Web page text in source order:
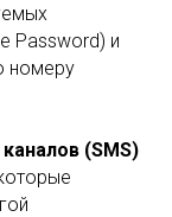
Password) и
номеру
(SMS)